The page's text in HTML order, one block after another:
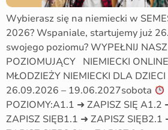
Wybierasz się na niemiecki w
2026? Wspaniale, startujemy już
swojego poziomu? WYPEŁNIJ
POZIOMUJĄCY NIEMIECKI
MŁODZIEŻY NIEMIECKI DLA
26.09.2026 – 19.06.2027sobota
POZIOMY:A1.1 ➜ ZAPISZ SIĘ A1.2
ZAPISZ SIĘB1.1 ➜ ZAPISZ